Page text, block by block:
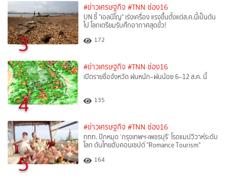
3
#ข่าวเศรษฐกิจ #TNN ช่อง16
UN ชี้ "เอลนีโญ" เร่งเครื่อง แรงขึ้นตั้งแต่ส.ค.นี้เป็นต้น
ไป โลกเตรียมรับศึกอากาศสุดขั้ว!
172
4
#ข่าวเศรษฐกิจ #TNN ช่อง16
เปิดรายชื่อจังหวัด ฝนหนัก–ฝนน้อย 6–12 ส.ค. นี้
135
5
#ข่าวเศรษฐกิจ #TNN ช่อง16
ททท. ปักหมุด ‘กรุงเทพฯ-เพชรบุรี’ โรดแมปวิวาห์ระดับ
โลก ดันไทยฮับคอนเซปต์ "Romance Tourism"
164